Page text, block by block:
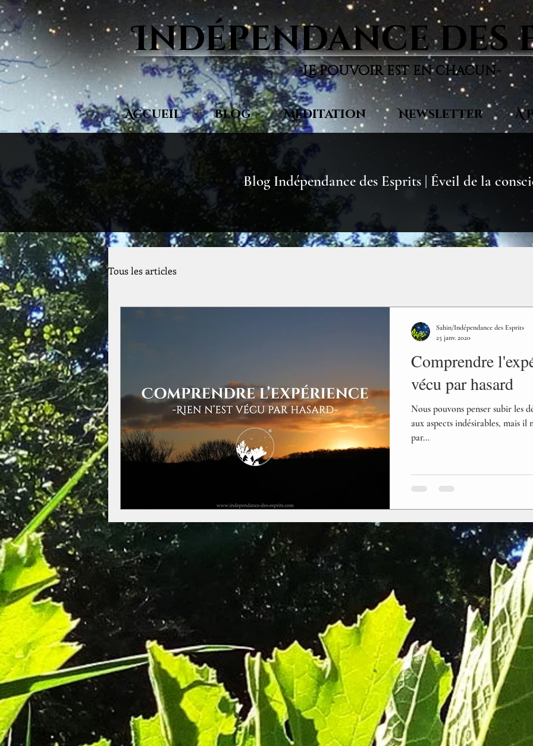
Indépendance des
-Le pouvoir est en chacun-
Accueil Blog Méditation Newsletter À
Blog Indépendance des Esprits | Éveil de la
Tous les articles
Comprendre
vécu par hasard
Nous pouvons penser subir les
aux aspects indésirables, mais il
par...
Sahin/Indépendance des Esprits
25 janv. 2020